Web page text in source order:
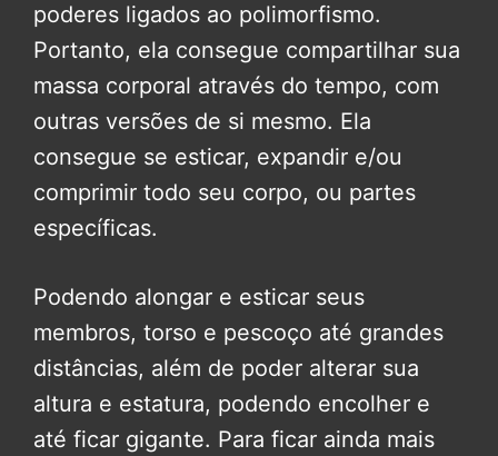
poderes ligados ao polimorfismo.
Portanto, ela consegue compartilhar sua
massa corporal através do tempo, com
outras versões de si mesmo. Ela
consegue se esticar, expandir e/ou
comprimir todo seu corpo, ou partes
específicas.
Podendo alongar e esticar seus
membros, torso e pescoço até grandes
distâncias, além de poder alterar sua
altura e estatura, podendo encolher e
até ficar gigante. Para ficar ainda mais